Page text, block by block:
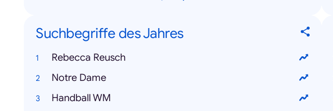
Suchbegriffe des Jahres
Rebecca Reusch
Notre Dame
Handball WM